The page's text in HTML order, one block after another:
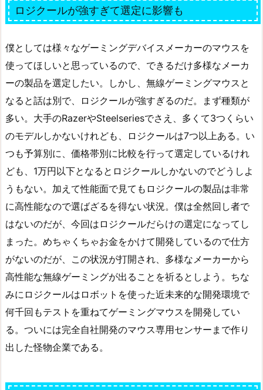
ロジクールが強すぎて選定に影響も
僕としては様々なゲーミングデバイスメーカーのマウスを
使ってほしいと思っているので、できるだけ多様なメーカ
ーの製品を選定したい。しかし、無線ゲーミングマウスと
なると話は別で、ロジクールが強すぎるのだ。まず種類が
多い。大手のRazerやSteelseriesでさえ、多くて3つくらい
のモデルしかないけれども、ロジクールは7つ以上ある。い
つも予算別に、価格帯別に比較を行って選定しているけれ
ども、1万円以下となるとロジクールしかないのでどうしよ
うもない。加えて性能面で見てもロジクールの製品は非常
に高性能なので選ばざるを得ない状況。僕は全然回し者で
はないのだが、今回はロジクールだらけの選定になってし
まった。めちゃくちゃお金をかけて開発しているので仕方
がないのだが、この状況が打開され、多様なメーカーから
高性能な無線ゲーミングが出ることを祈るとしよう。ちな
みにロジクールはロボットを使った近未来的な開発環境で
何千回もテストを重ねてゲーミングマウスを開発してい
る。ついには完全自社開発のマウス専用センサーまで作り
出した怪物企業である。